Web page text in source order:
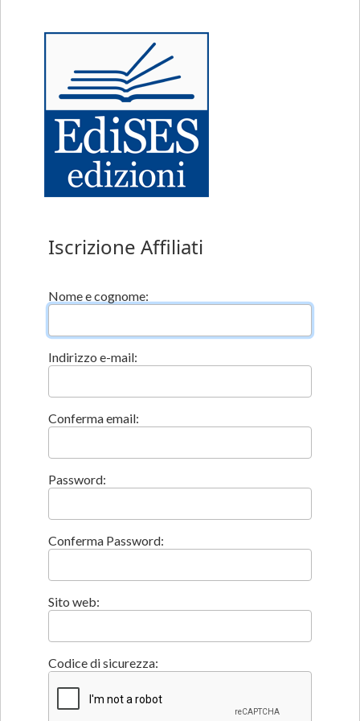
Iscrizione Affiliati
Nome e cognome:
Indirizzo e-mail:
Conferma email:
Password:
Conferma Password:
Sito web:
Codice di sicurezza: